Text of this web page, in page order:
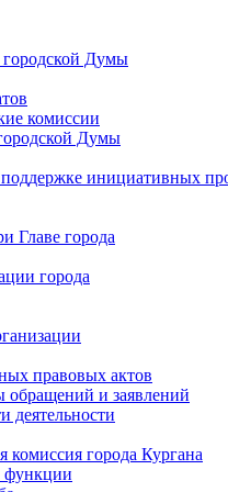
городской Думы
комиссии
Думы
инициативных
Главе города
города
правовых актов
и заявлений
деятельности
комиссия города Кургана
функции